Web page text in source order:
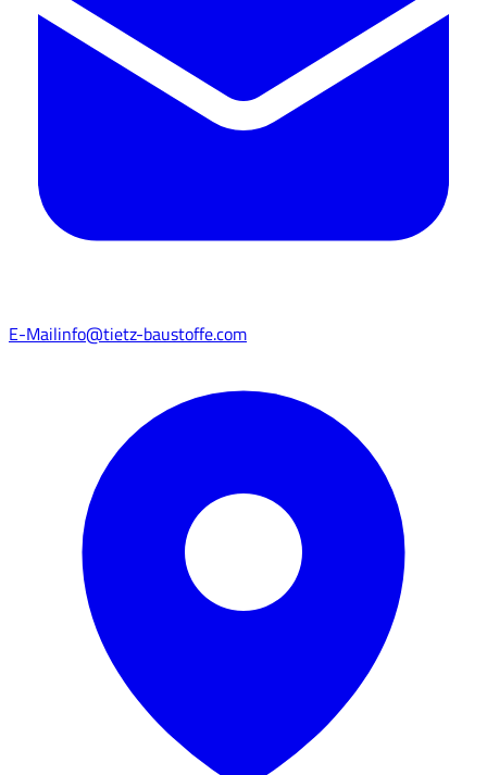
E-Mailinfo@tietz-baustoffe.com